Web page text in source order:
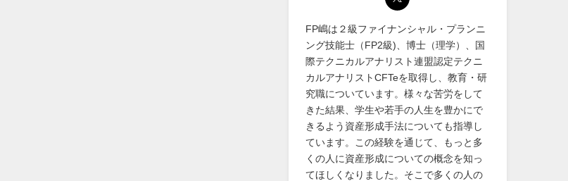
FP嶋は２級ファイナンシャル・プランニ
ング技能士（FP2級)、博士（理学）、国
際テクニカルアナリスト連盟認定テクニ
カルアナリストCFTeを取得し、教育・研
究職についています。様々な苦労をして
きた結果、学生や若手の人生を豊かにで
きるよう資産形成手法についても指導し
ています。この経験を通じて、もっと多
くの人に資産形成についての概念を知っ
てほしくなりました。そこで多くの人の